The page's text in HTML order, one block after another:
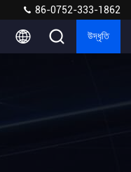
86-0752-333-1862
উদ্ধৃতি